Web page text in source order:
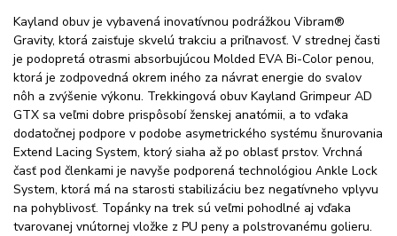
Kayland obuv je vybavená inovatívnou podrážkou Vibram®
Gravity, ktorá zaisťuje skvelú trakciu a priľnavosť. V strednej časti
je podopretá otrasmi absorbujúcou Molded EVA Bi-Color penou,
ktorá je zodpovedná okrem iného za návrat energie do svalov
nôh a zvýšenie výkonu. Trekkingová obuv Kayland Grimpeur AD
GTX sa veľmi dobre prispôsobí ženskej anatómii, a to vďaka
dodatočnej podpore v podobe asymetrického systému šnurovania
Extend Lacing System, ktorý siaha až po oblasť prstov. Vrchná
časť pod členkami je navyše podporená technológiou Ankle Lock
System, ktorá má na starosti stabilizáciu bez negatívneho vplyvu
na pohyblivosť. Topánky na trek sú veľmi pohodlné aj vďaka
tvarovanej vnútornej vložke z PU peny a polstrovanému golieru.